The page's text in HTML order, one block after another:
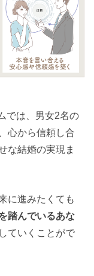
では、男女2名の
心から信頼し合
な結婚の実現ま
に進みたくても
踏んでいるあな
していくことがで